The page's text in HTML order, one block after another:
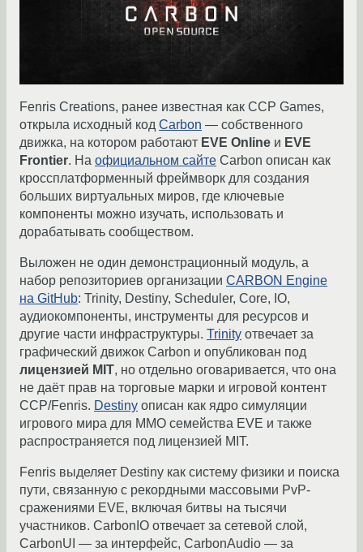
Fenris Creations, ранее известная как CCP Games,
открыла исходный код Carbon — собственного
движка, на котором работают EVE Online и EVE
Frontier. На официальном сайте Carbon описан как
кроссплатформенный фреймворк для создания
больших виртуальных миров, где ключевые
компоненты можно изучать, использовать и
дорабатывать сообществом.
Выложен не один демонстрационный модуль, а
набор репозиториев организации CARBON Engine
на GitHub: Trinity, Destiny, Scheduler, Core, IO,
аудиокомпоненты, инструменты для ресурсов и
другие части инфраструктуры. Trinity отвечает за
графический движок Carbon и опубликован под
лицензией MIT, но отдельно оговаривается, что она
не даёт прав на торговые марки и игровой контент
CCP/Fenris. Destiny описан как ядро симуляции
игрового мира для MMO семейства EVE и также
распространяется под лицензией MIT.
Fenris выделяет Destiny как систему физики и поиска
пути, связанную с рекордными массовыми PvP-
сражениями EVE, включая битвы на тысячи
участников. CarbonIO отвечает за сетевой слой,
CarbonUI — за интерфейс, CarbonAudio — за